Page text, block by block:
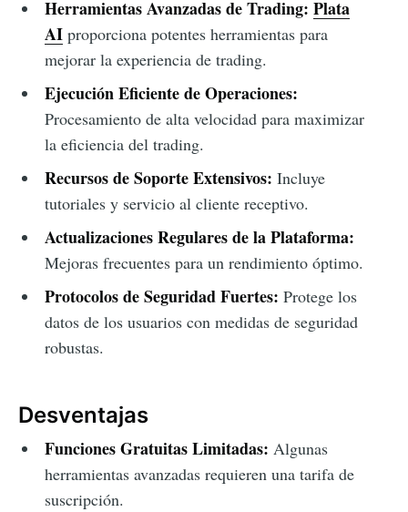
Herramientas Avanzadas de Trading: Plata
AIproporciona potentes herramientas para
mejorar la experiencia de trading.
Ejecución Eficiente de Operaciones:
Procesamiento de alta velocidad para maximizar
la eficiencia del trading.
Recursos de Soporte Extensivos: Incluye
tutoriales y servicio al cliente receptivo.
Actualizaciones Regulares de la Plataforma:
Mejoras frecuentes para un rendimiento óptimo.
Protocolos de Seguridad Fuertes: Protege los
datos de los usuarios con medidas de seguridad
robustas.
Desventajas
Funciones Gratuitas Limitadas: Algunas
herramientas avanzadas requieren una tarifa de
suscripción.